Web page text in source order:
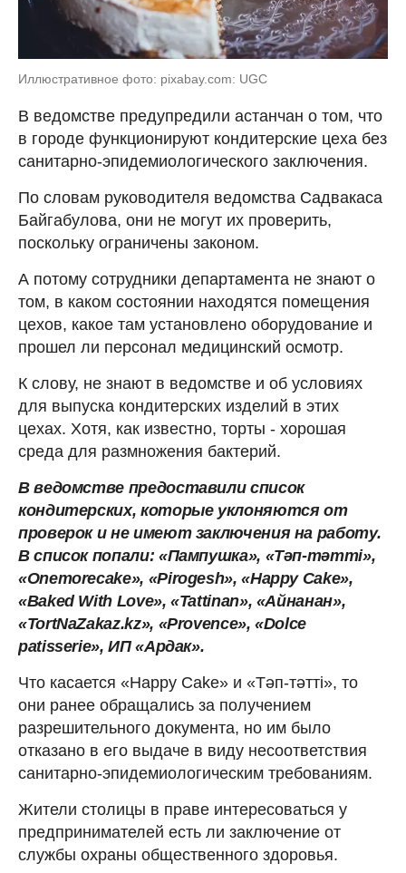
Иллюстративное фото: pixabay.com: UGC
В ведомстве предупредили астанчан о том, что
в городе функционируют кондитерские цеха без
санитарно-эпидемиологического заключения.
По словам руководителя ведомства Садвакаса
Байгабулова, они не могут их проверить,
поскольку ограничены законом.
А потому сотрудники департамента не знают о
том, в каком состоянии находятся помещения
цехов, какое там установлено оборудование и
прошел ли персонал медицинский осмотр.
К слову, не знают в ведомстве и об условиях
для выпуска кондитерских изделий в этих
цехах. Хотя, как известно, торты - хорошая
среда для размножения бактерий.
В ведомстве предоставили список
кондитерских, которые уклоняются от
проверок и не имеют заключения на работу.
В список попали: «Пампушка», «Тәп-тәтті»,
«Onemorecake», «Pirogesh», «Happy Cake»,
«Baked With Love», «Tattinan», «Айнанан»,
«TortNaZakaz.kz», «Provence», «Dolce
patisserie», ИП «Ардак».
Что касается «Happy Cake» и «Тәп-тәтті», то
они ранее обращались за получением
разрешительного документа, но им было
отказано в его выдаче в виду несоответствия
санитарно-эпидемиологическим требованиям.
Жители столицы в праве интересоваться у
предпринимателей есть ли заключение от
службы охраны общественного здоровья.